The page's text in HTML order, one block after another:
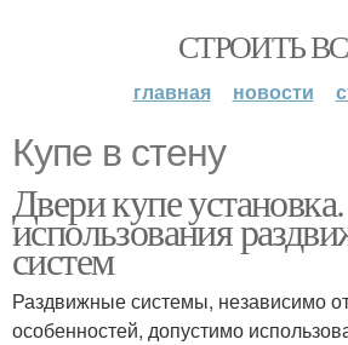
СТРОИТЬ
главная новости
Купе в стену
Двери купе
использования
систем
Раздвижные системы, независимо
особенностей, допустимо